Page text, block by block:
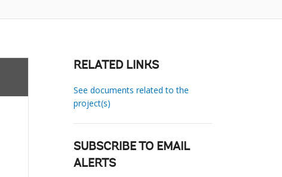
RELATED LINKS
See documents related to the
project(s)
SUBSCRIBE TO EMAIL
ALERTS